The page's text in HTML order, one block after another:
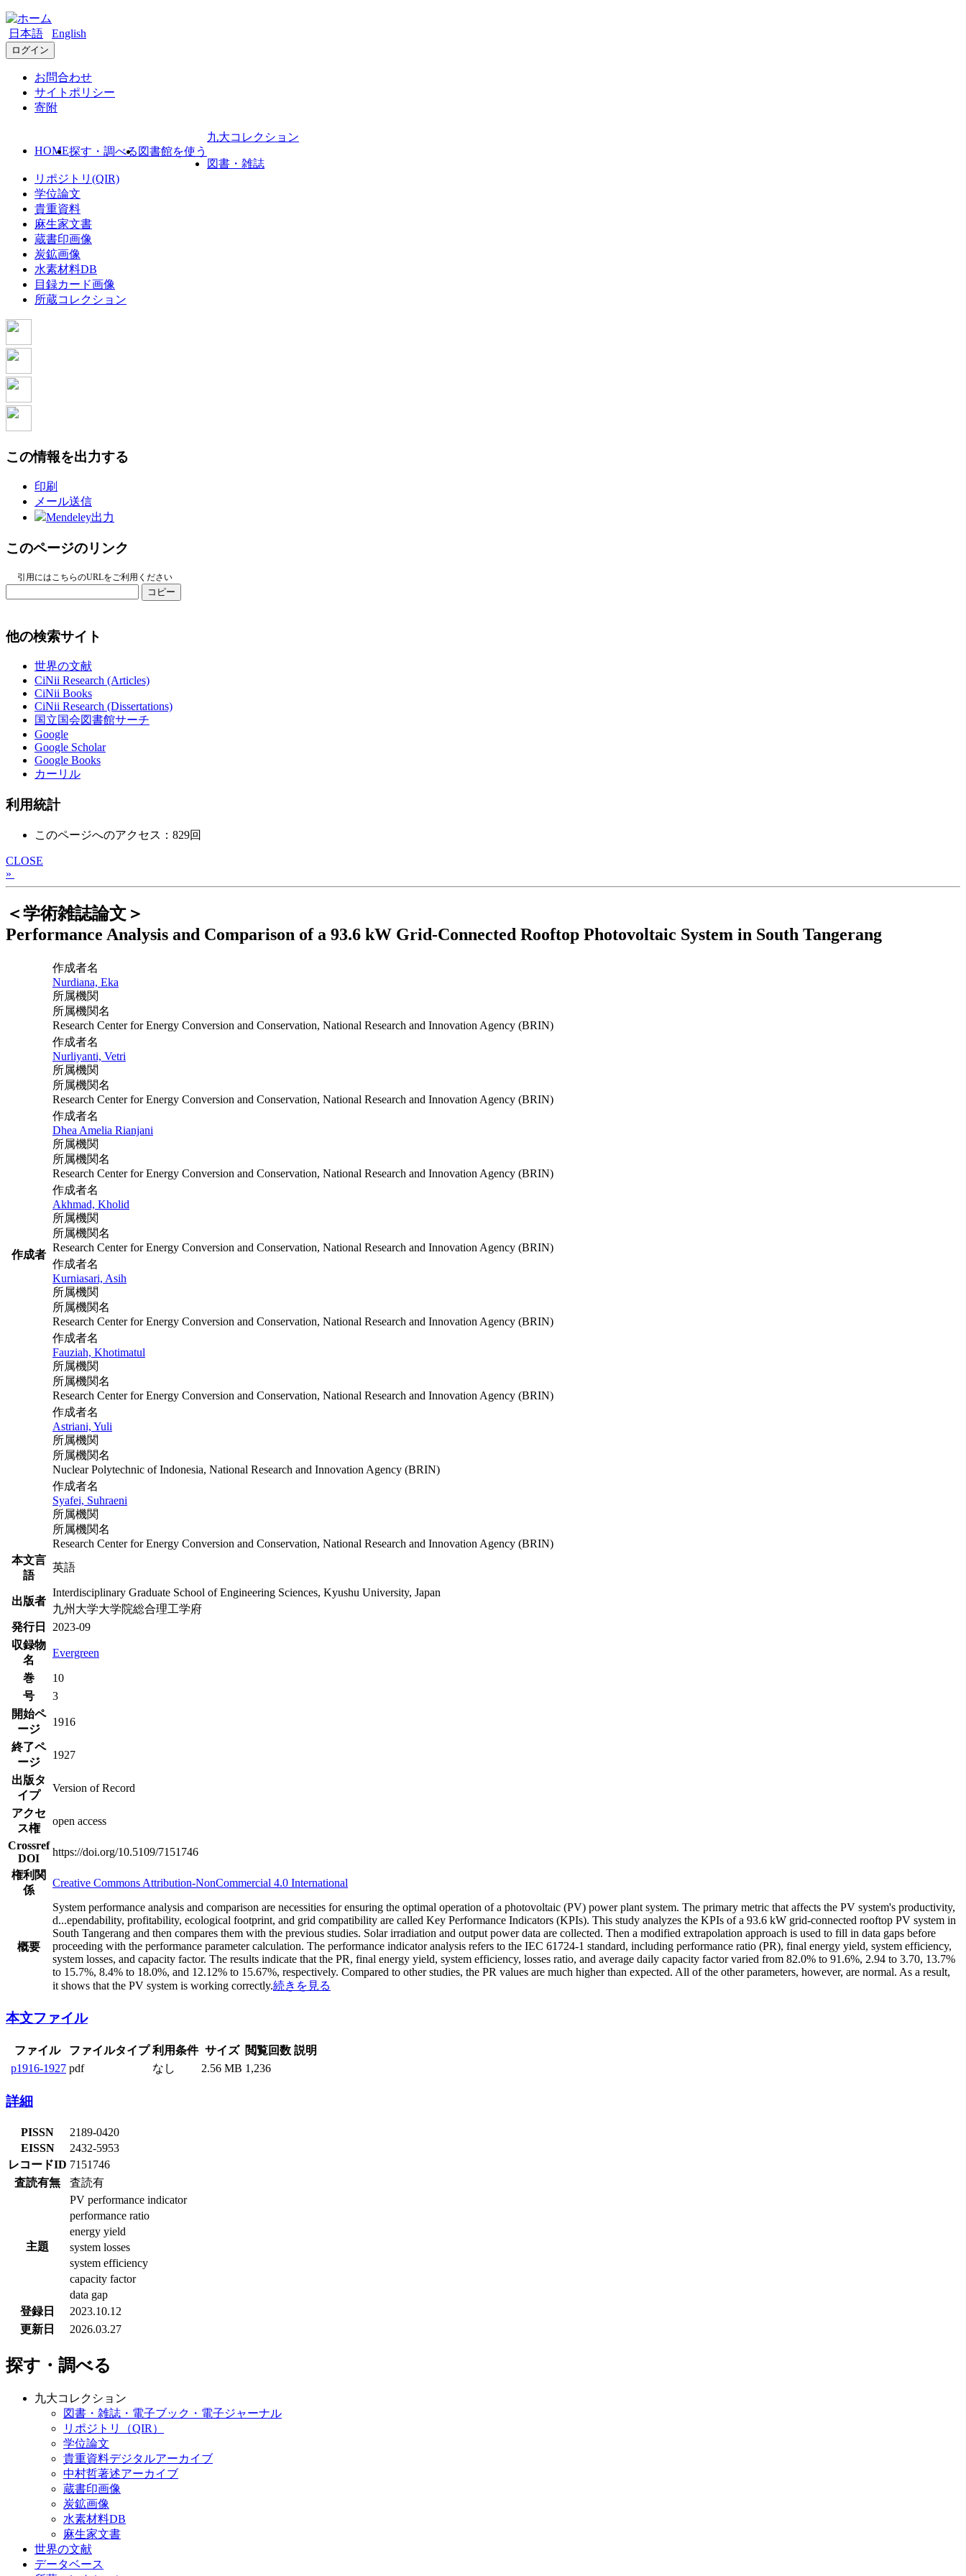
日本語 English
ログイン
お問合わせ
サイトポリシー
寄附
HOME探す・調べる 図書館を使う
九大コレクション
図書・雑誌
リポジトリ(QIR)
学位論文
貴重資料
麻生家文書
蔵書印画像
炭鉱画像
水素材料DB
目録カード画像
所蔵コレクション
この情報を出力する
印刷
メール送信
Mendeley出力
このページのリンク
引用にはこちらのURLをご利用ください
コピー
他の検索サイト
世界の文献
CiNii Research (Articles)
CiNii Books
CiNii Research (Dissertations)
国立国会図書館サーチ
Google
Google Scholar
Google Books
カーリル
利用統計
このページへのアクセス：829回
CLOSE
»
＜学術雑誌論文＞
Performance Analysis and Comparison of a 93.6 kW Grid-Connected Rooftop Photovoltaic System in South Tangerang
作成者
作成者名
Nurdiana, Eka
所属機関
所属機関名
Research Center for Energy Conversion and Conservation, National Research and Innovation Agency (BRIN)
作成者名
Nurliyanti, Vetri
所属機関
所属機関名
Research Center for Energy Conversion and Conservation, National Research and Innovation Agency (BRIN)
作成者名
Dhea Amelia Rianjani
所属機関
所属機関名
Research Center for Energy Conversion and Conservation, National Research and Innovation Agency (BRIN)
作成者名
Akhmad, Kholid
所属機関
所属機関名
Research Center for Energy Conversion and Conservation, National Research and Innovation Agency (BRIN)
作成者名
Kurniasari, Asih
所属機関
所属機関名
Research Center for Energy Conversion and Conservation, National Research and Innovation Agency (BRIN)
作成者名
Fauziah, Khotimatul
所属機関
所属機関名
Research Center for Energy Conversion and Conservation, National Research and Innovation Agency (BRIN)
作成者名
Astriani, Yuli
所属機関
所属機関名
Nuclear Polytechnic of Indonesia, National Research and Innovation Agency (BRIN)
作成者名
Syafei, Suhraeni
所属機関
所属機関名
Research Center for Energy Conversion and Conservation, National Research and Innovation Agency (BRIN)
本文言
語
英語
出版者
Interdisciplinary Graduate School of Engineering Sciences, Kyushu University, Japan
九州大学大学院総合理工学府
発行日
2023-09
収録物
名
Evergreen
巻
10
号
3
開始ペ
ージ
1916
終了ペ
ージ
1927
出版タ
イプ
Version of Record
アクセ
ス権
open access
Crossref
DOI
https://doi.org/10.5109/7151746
権利関
係
Creative Commons Attribution-NonCommercial 4.0 International
概要
System performance analysis and comparison are necessities for ensuring the optimal operation of a photovoltaic (PV) power plant system. The primary metric that affects the PV system's productivity,
d...ependability, profitability, ecological footprint, and grid compatibility are called Key Performance Indicators (KPIs). This study analyzes the KPIs of a 93.6 kW grid-connected rooftop PV system in
South Tangerang and then compares them with the previous studies. Solar irradiation and output power data are collected. Then a modified extrapolation approach is used to fill in data gaps before
proceeding with the performance parameter calculation. The performance indicator analysis refers to the IEC 61724-1 standard, including performance ratio (PR), final energy yield, system efficiency,
system losses, and capacity factor. The results indicate that the PR, final energy yield, system efficiency, losses ratio, and average daily capacity factor varied from 82.0% to 91.6%, 2.94 to 3.70, 13.7%
to 15.7%, 8.4% to 18.0%, and 12.12% to 15.67%, respectively. Compared to other studies, the PR values are much higher than expected. All of the other parameters, however, are normal. As a result,
it shows that the PV system is working correctly.続きを見る
本文ファイル
ファイル ファイルタイプ 利用条件 サイズ 閲覧回数 説明
p1916-1927 pdf なし 2.56 MB 1,236
詳細
PISSN
2189-0420
EISSN
2432-5953
レコードID 7151746
査読有無
査読有
主題
PV performance indicator
performance ratio
energy yield
system losses
system efficiency
capacity factor
data gap
登録日
2023.10.12
更新日
2026.03.27
探す・調べる
九大コレクション
図書・雑誌・電子ブック・電子ジャーナル
リポジトリ（QIR）
学位論文
貴重資料デジタルアーカイブ
中村哲著述アーカイブ
蔵書印画像
炭鉱画像
水素材料DB
麻生家文書
世界の文献
データベース